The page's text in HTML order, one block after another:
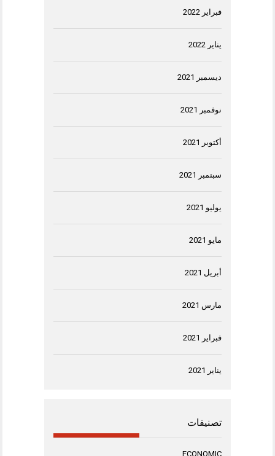
فبراير 2022
يناير 2022
ديسمبر 2021
نوفمبر 2021
أكتوبر 2021
سبتمبر 2021
يوليو 2021
مايو 2021
أبريل 2021
مارس 2021
فبراير 2021
يناير 2021
تصنيفات
ECONOMIC